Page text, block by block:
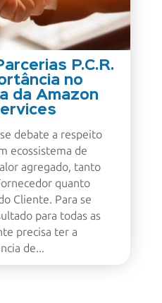
P.C.R.
no
da Amazon
debate a respeito
ecossistema de
agregado, tanto
quanto
Cliente. Para se
para todas as
precisa ter a
de...